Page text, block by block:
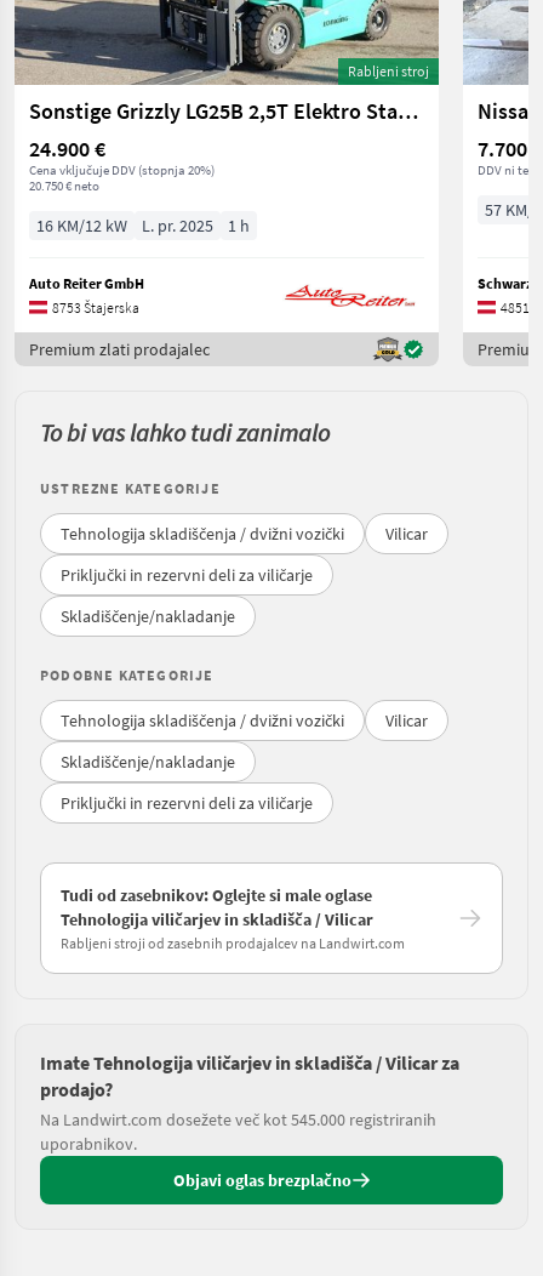
Rabljeni stroj
Sonstige Grizzly LG25B 2,5T Elektro Stapler Top Qualität
24.900 €
Cena vključuje DDV (stopnja 20%)
20.750 € neto
16 KM/12 kW L. pr. 2025 1 h
Auto Reiter GmbH
8753 Štajerska
Premium zlati prodajalec
7.700 €
DDV ni
57 KM/
4851
To bi vas lahko tudi zanimalo
USTREZNE KATEGORIJE
Tehnologija skladiščenja / dvižni vozički
Vilicar
Priključki in rezervni deli za viličarje
Skladiščenje/nakladanje
PODOBNE KATEGORIJE
Tehnologija skladiščenja / dvižni vozički
Vilicar
Skladiščenje/nakladanje
Priključki in rezervni deli za viličarje
Tudi od zasebnikov: Oglejte si male oglase
Tehnologija viličarjev in skladišča / Vilicar
Rabljeni stroji od zasebnih prodajalcev na Landwirt.com
Imate Tehnologija viličarjev in skladišča / Vilicar za
prodajo?
Na Landwirt.com dosežete več kot 545.000 registriranih
uporabnikov.
Objavi oglas brezplačno